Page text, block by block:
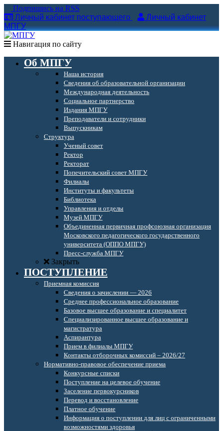
Подпишись на RSS
Личный кабинет поступающего
Личный кабинет
МПГУ
Навигация по сайту
Об МПГУ
Наша история
Сведения об образовательной организации
Международная деятельность
Социальное партнерство
Издания МПГУ
Преподаватели и сотрудники
Выпускникам
Структура
Ученый совет
Ректор
Ректорат
Попечительский совет МПГУ
Филиалы
Институты и факультеты
Библиотека
Управления и отделы
Музей МПГУ
Объединенная первичная профсоюзная организация
Московского педагогического государственного
университета (ОППО МПГУ)
Пресс-служба МПГУ
Закрыть
ПОСТУПЛЕНИЕ
Приемная комиссия
Сведения о зачислении — 2026
Среднее профессиональное образование
Базовое высшее образование и специалитет
Специализированное высшее образование и
магистратура
Аспирантура
Прием в филиалы МПГУ
Контакты отборочных комиссий – 2026/27
Нормативно-правовое обеспечение приема
Конкурсные списки
Поступление на целевое обучение
Заселение первокурсников
Перевод и восстановление
Платное обучение
Информация о поступлении для лиц с ограниченными
возможностями здоровья